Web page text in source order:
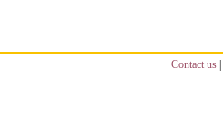
Contact us |